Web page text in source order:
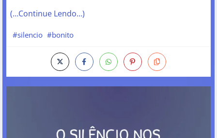
(…Continue Lendo…)
#silencio #bonito